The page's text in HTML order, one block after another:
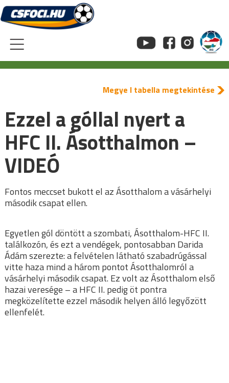
Skip
to
content
Megye I tabella megtekintése
Ezzel a góllal nyert a
HFC II. Ásotthalmon –
VIDEÓ
Fontos meccset bukott el az Ásotthalom a vásárhelyi
második csapat ellen.
Egyetlen gól döntött a szombati, Ásotthalom-HFC II.
találkozón, és ezt a vendégek, pontosabban Darida
Ádám szerezte: a felvételen látható szabadrúgással
vitte haza mind a három pontot Ásotthalomról a
vásárhelyi második csapat. Ez volt az Ásotthalom első
hazai veresége – a HFC II. pedig öt pontra
megközelítette ezzel második helyen álló legyőzött
ellenfelét.